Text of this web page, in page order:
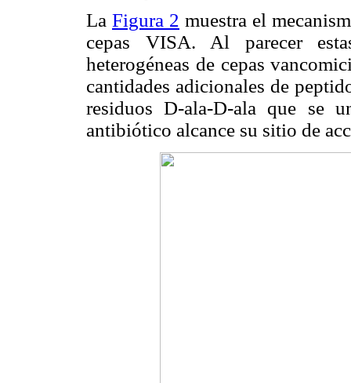
La Figura 2 muestra el
cepas VISA. Al parecer
heterogéneas de cepas
cantidades adicionales de
residuos D-ala-D-ala que se
antibiótico alcance su sitio de